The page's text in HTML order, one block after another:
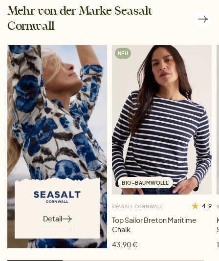
Mehr von der Marke Seasalt
Cornwall
Detail
NEU
BIO-BAUMWOLLE
SEASALT CORNWALL 4.9
Top Sailor Breton Maritime
Chalk
43,90 €